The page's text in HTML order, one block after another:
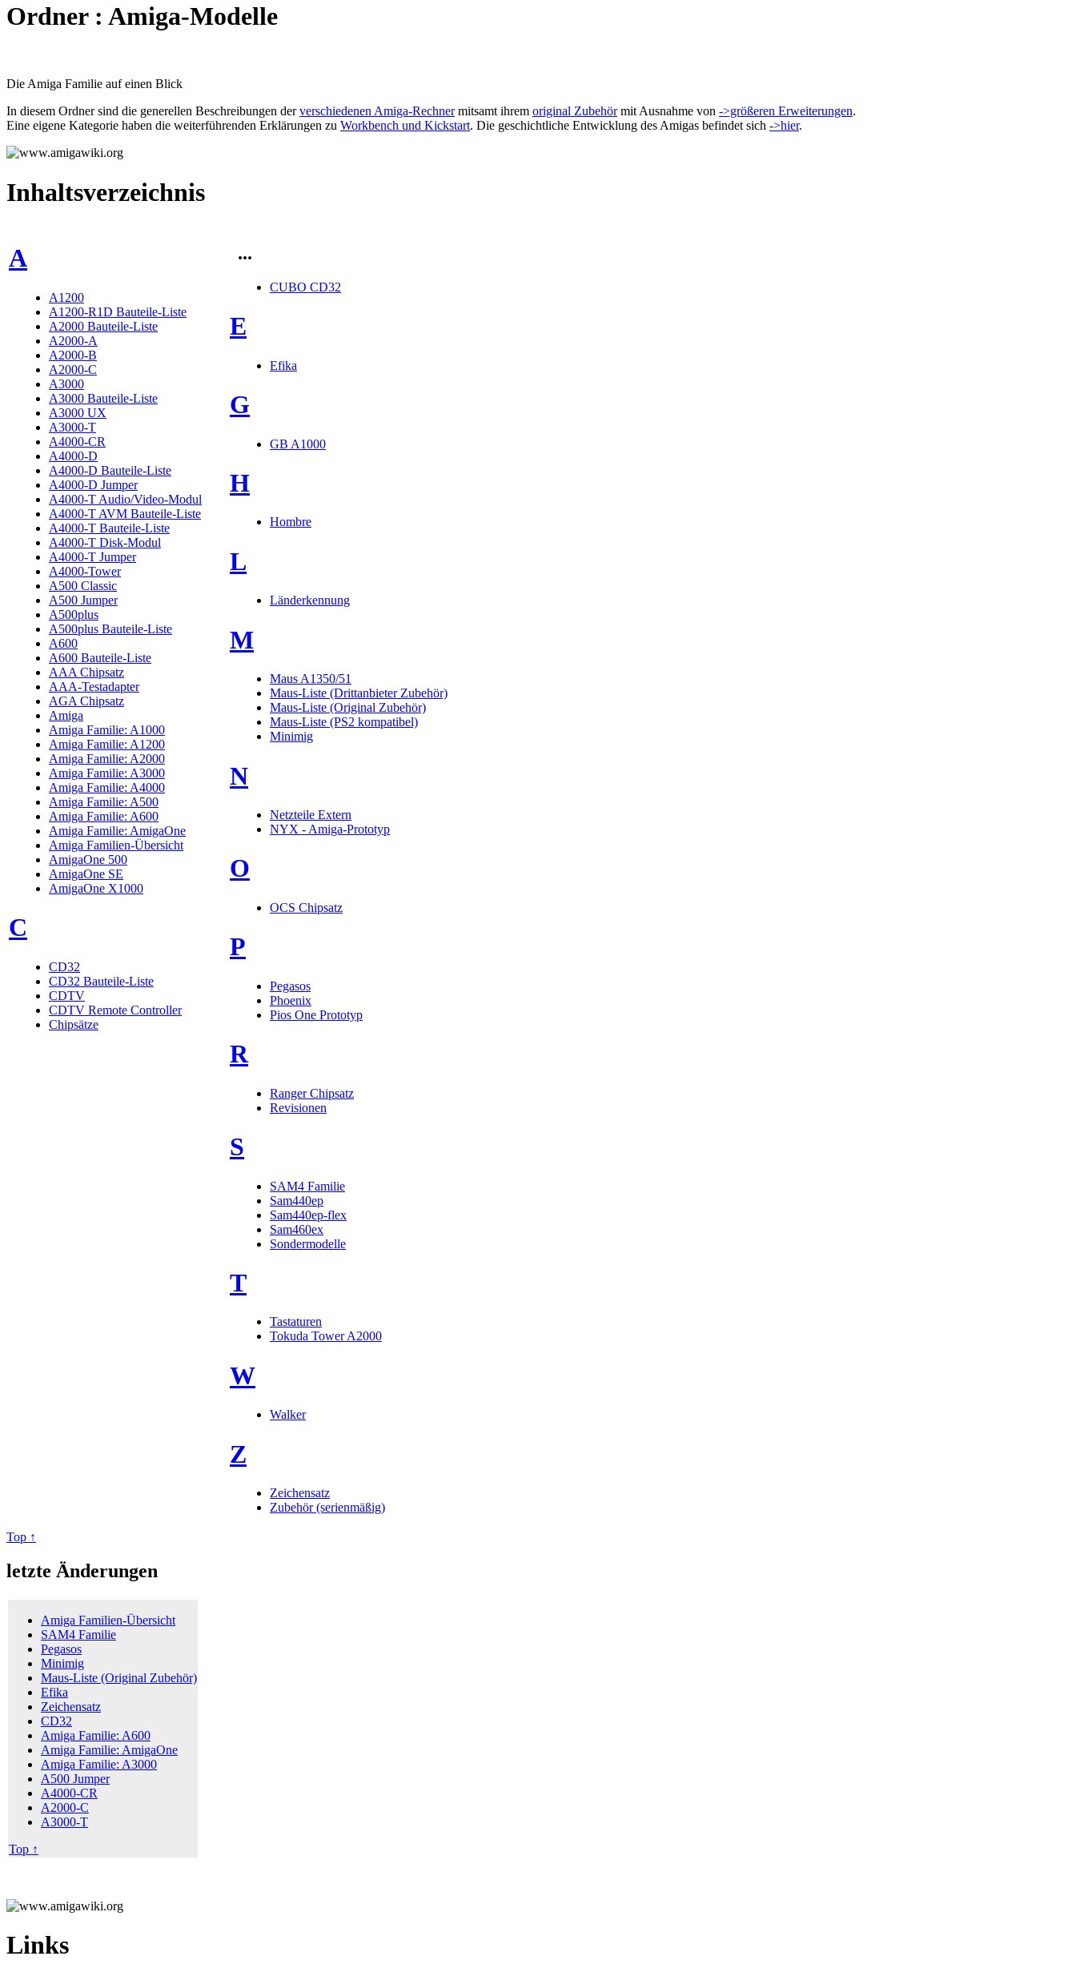
Ordner : Amiga-Modelle
Die Amiga Familie auf einen Blick
In diesem Ordner sind die generellen Beschreibungen derverschiedenen Amiga-Rechnermitsamt ihrem original Zubehörmit Ausnahme von ->größeren Erweiterungen.
Eine eigene Kategorie haben die weiterführenden Erklärungen zu Workbench und Kickstart. Die geschichtliche Entwicklung des Amigas befindet sich ->hier.
Inhaltsverzeichnis
A
A1200
A1200-R1D Bauteile-Liste
A2000 Bauteile-Liste
A2000-A
A2000-B
A2000-C
A3000
A3000 Bauteile-Liste
A3000 UX
A3000-T
A4000-CR
A4000-D
A4000-D Bauteile-Liste
A4000-D Jumper
A4000-T Audio/Video-Modul
A4000-T AVM Bauteile-Liste
A4000-T Bauteile-Liste
A4000-T Disk-Modul
A4000-T Jumper
A4000-Tower
A500 Classic
A500 Jumper
A500plus
A500plus Bauteile-Liste
A600
A600 Bauteile-Liste
AAA Chipsatz
AAA-Testadapter
AGA Chipsatz
Amiga
Amiga Familie: A1000
Amiga Familie: A1200
Amiga Familie: A2000
Amiga Familie: A3000
Amiga Familie: A4000
Amiga Familie: A500
Amiga Familie: A600
Amiga Familie: AmigaOne
Amiga Familien-Übersicht
AmigaOne 500
AmigaOne SE
AmigaOne X1000
C
CD32
CD32 Bauteile-Liste
CDTV
CDTV Remote Controller
Chipsätze
...
CUBO CD32
E
Efika
G
GB A1000
H
Hombre
L
Länderkennung
M
Maus A1350/51
Maus-Liste (Drittanbieter Zubehör)
Maus-Liste (Original Zubehör)
Maus-Liste (PS2 kompatibel)
Minimig
N
Netzteile Extern
NYX - Amiga-Prototyp
O
OCS Chipsatz
P
Pegasos
Phoenix
Pios One Prototyp
R
Ranger Chipsatz
Revisionen
S
SAM4 Familie
Sam440ep
Sam440ep-flex
Sam460ex
Sondermodelle
T
Tastaturen
Tokuda Tower A2000
W
Walker
Z
Zeichensatz
Zubehör (serienmäßig)
Top ↑
letzte Änderungen
Amiga Familien-Übersicht
SAM4 Familie
Pegasos
Minimig
Maus-Liste (Original Zubehör)
Efika
Zeichensatz
CD32
Amiga Familie: A600
Amiga Familie: AmigaOne
Amiga Familie: A3000
A500 Jumper
A4000-CR
A2000-C
A3000-T
Top ↑
Links